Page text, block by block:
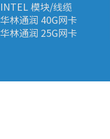
INTEL 模块/线缆
华林通润 40G网卡
华林通润 25G网卡